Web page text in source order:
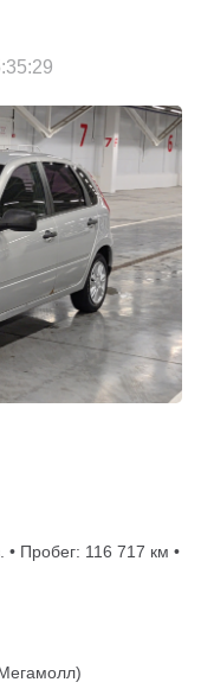
• Пробег: 116 717 км •